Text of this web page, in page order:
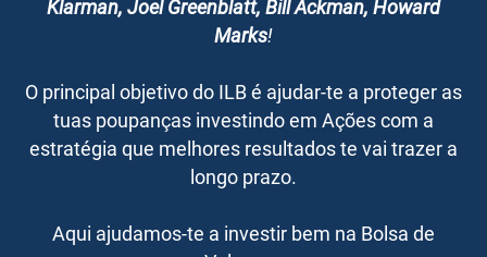
Klarman, Joel Greenblatt, Bill Ackman, Howard
Marks!
O principal objetivo do ILB é ajudar-te a proteger as
tuas poupanças investindo em Ações com a
estratégia que melhores resultados te vai trazer a
longo prazo.
Aqui ajudamos-te a investir bem na Bolsa de